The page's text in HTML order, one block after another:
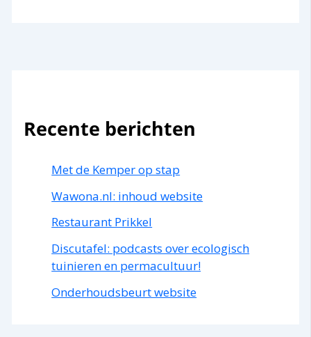
Recente berichten
Met de Kemper op stap
Wawona.nl: inhoud website
Restaurant Prikkel
Discutafel: podcasts over ecologisch
tuinieren en permacultuur!
Onderhoudsbeurt website